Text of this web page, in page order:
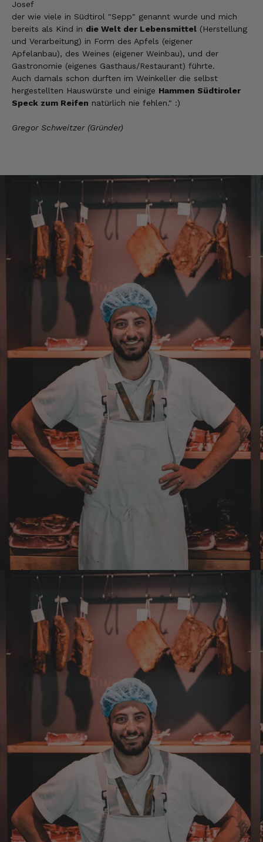
Josef
der wie viele in Südtirol "Sepp" genannt wurde und mich
bereits als Kind in die Welt der Lebensmittel (Herstellung
und Verarbeitung) in Form des Apfels (eigener
Apfelanbau), des Weines (eigener Weinbau), und der
Gastronomie (eigenes Gasthaus/Restaurant) führte.
Auch damals schon durften im Weinkeller die selbst
hergestellten Hauswürste und einige Hammen Südtiroler
Speck zum Reifen natürlich nie fehlen." :)
Gregor Schweitzer (Gründer)
nach Deutschland mit GLS unterirdisch. Bitte
auf DHL umstellen, auch wenn die
Versandkosten dadurch höher sein sollten.
5.8.2026
Manfred
Verifizierter Kunde
werde wieder bestellen....bin sehr zufrieden
Sven
Die Qualität ist super und der Geschmack ist
wie in den Dolomieten.
4.8.2026
Hans Joerg
Verifizierter Kunde
Über die Produkte brauchen wir nicht zu
diskutieren, soweit schon probiert alles
Spitze. Der einzige Wermutstropfen ist die
Zustellung durch GLS. Dieses
Transportunternehmen ist das
unzuverlässigste das es gibt. Die liefern
Pakete die an Privatadressen gesandt
werden meistens zu Abholstationen. Es hat
mir Mühe gekostet das Paket wenigstens an
die Haustüre abgestellt zu bekommen. Bei
eventueller Wiederbestellung werde ich Sie
ersuchen , die Post in Anspruch zu nehmen.
Da wäre ich auch bereit die Transportkosten
zu tragen. Mit freundlichen Grüßen Jörg
4.8.2026
Markus
Verifizierter Kunde
Hervorragende Qualität mit Geschmack
4.8.2026
Dorothea
Verifizierter Kunde
Sehr gutes Preis Leistungsverhältnis
4.8.2026
Axel
Verifizierter Kunde
Sehr gute Ware , schnelle Zusendung. Ich bin
sehr zufrieden. Gern wieder!
Sebastian
Verifizierter Kunde
... schnelle Lieferung, super Service und die
Ware( Probierpaket und Speck "Herzstück")
sieht hervorragend aus und schmeckt auch
dementsprechend...
4.8.2026